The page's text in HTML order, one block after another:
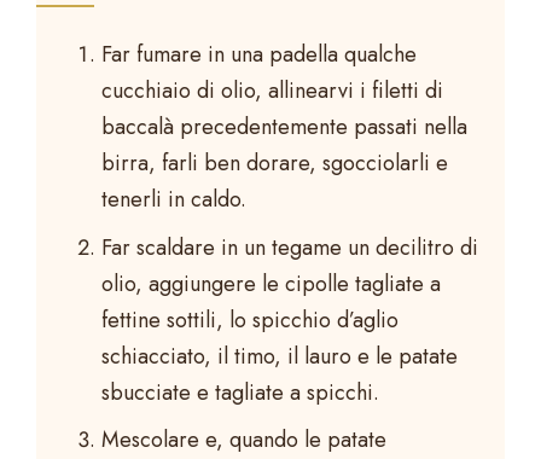
Far fumare in una padella qualche
cucchiaio di olio, allinearvi i filetti di
baccalà precedentemente passati nella
birra, farli ben dorare, sgocciolarli e
tenerli in caldo.
Far scaldare in un tegame un decilitro di
olio, aggiungere le cipolle tagliate a
fettine sottili, lo spicchio d’aglio
schiacciato, il timo, il lauro e le patate
sbucciate e tagliate a spicchi.
Mescolare e, quando le patate